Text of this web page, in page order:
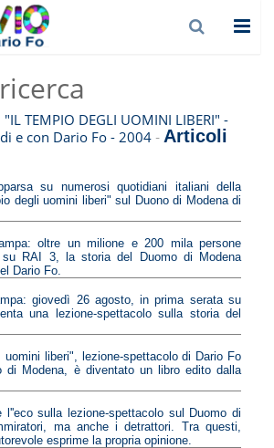
TEMPIO DEGLI UOMINI LIBERI" -
e con Dario Fo - 2004 - Articoli
su numerosi quotidiani italiani della
degli uomini liberi" sul Duono di Modena di
oltre un milione e 200 mila persone
RAI 3, la storia del Duomo di Modena
Dario Fo.
giovedì 26 agosto, in prima serata su
una lezione-spettacolo sulla storia del
liberi", lezione-spettacolo di Dario Fo
di Modena, è diventato un libro edito dalla
l''eco sulla lezione-spettacolo sul Duomo di
ma anche i detrattori. Tra questi,
esprime la propria opinione.